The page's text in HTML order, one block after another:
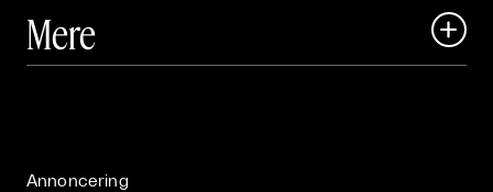
 Art Matter Festival
Mere 
Annoncering